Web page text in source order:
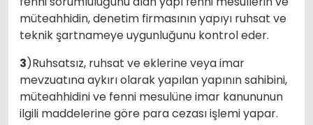
müteahhidin, denetim firmasının yapıyı ruhsat ve
teknik şartnameye uygunluğunu kontrol eder.
3)Ruhsatsız, ruhsat ve eklerine veya imar
mevzuatına aykırı olarak yapılan yapının sahibini,
müteahhidini ve fenni mesulüne imar kanununun
ilgili maddelerine göre para cezası işlemi yapar.